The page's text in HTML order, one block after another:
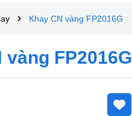
Khay CN vàng FP2016G
vàng FP2016G